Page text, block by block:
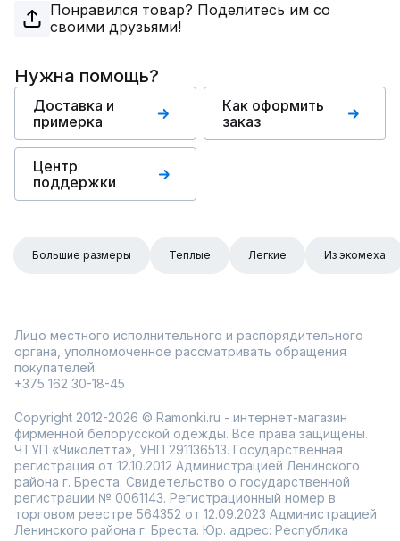
Понравился товар? Поделитесь им со
своими друзьями!
Нужна помощь?
Доставка и
примерка
Как оформить
заказ
Центр
поддержки
Большие размеры Теплые Легкие Из экомеха
Лицо местного исполнительного и распорядительного
органа, уполномоченное рассматривать обращения
покупателей:
+375 162 30-18-45
Copyright 2012-2026 © Ramonki.ru - интернет-магазин
фирменной белорусской одежды. Все права защищены.
ЧТУП «Чиколетта», УНП 291136513. Государственная
регистрация от 12.10.2012 Администрацией Ленинского
района г. Бреста. Свидетельство о государственной
регистрации № 0061143. Регистрационный номер в
торговом реестре 564352 от 12.09.2023 Администрацией
Ленинского района г. Бреста. Юр. адрес: Республика